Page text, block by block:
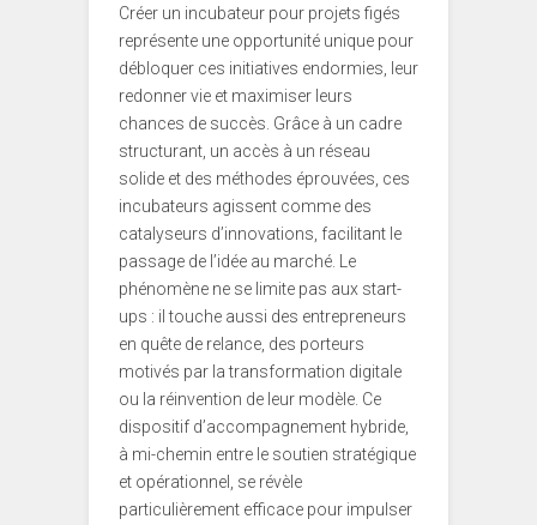
Créer un incubateur pour projets figés
représente une opportunité unique pour
débloquer ces initiatives endormies, leur
redonner vie et maximiser leurs
chances de succès. Grâce à un cadre
structurant, un accès à un réseau
solide et des méthodes éprouvées, ces
incubateurs agissent comme des
catalyseurs d’innovations, facilitant le
passage de l’idée au marché. Le
phénomène ne se limite pas aux start-
ups : il touche aussi des entrepreneurs
en quête de relance, des porteurs
motivés par la transformation digitale
ou la réinvention de leur modèle. Ce
dispositif d’accompagnement hybride,
à mi-chemin entre le soutien stratégique
et opérationnel, se révèle
particulièrement efficace pour impulser